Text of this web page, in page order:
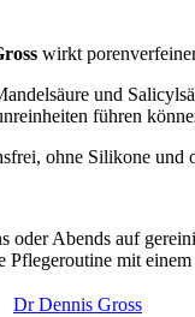
wirkt
und
führen
ohne Silikone und
oder Abends auf
Pflegeroutine mit
Dr Dennis Gross